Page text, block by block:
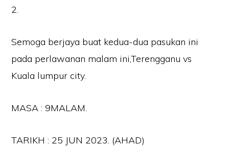
2.
Semoga berjaya buat kedua-dua pasukan ini
pada perlawanan malam ini,Terengganu vs
Kuala lumpur city.
MASA : 9MALAM.
TARIKH : 25 JUN 2023. (AHAD)